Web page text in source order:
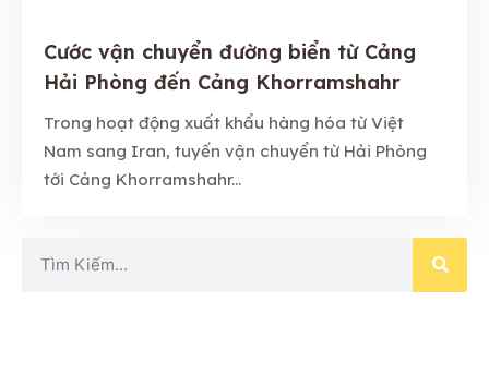
Cước vận chuyển đường biển từ Cảng
Hải Phòng đến Cảng Khorramshahr
Trong hoạt động xuất khẩu hàng hóa từ Việt
Nam sang Iran, tuyến vận chuyển từ Hải Phòng
tới Cảng Khorramshahr...